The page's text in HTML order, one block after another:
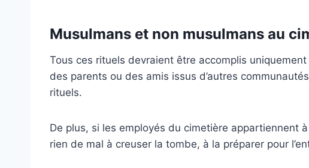
Musulmans et non musulmans au
Tous ces rituels devraient être accomplis
des parents ou des amis issus d’autres
rituels.
De plus, si les employés du cimetière appartiennent
rien de mal à creuser la tombe, à la préparer pour